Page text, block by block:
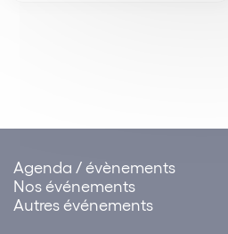
Agenda / évènements
Nos événements
Autres événements